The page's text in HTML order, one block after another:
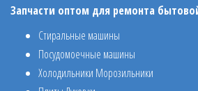
Запчасти оптом для ремонта
Стиральные машины
Посудомоечные машины
Холодильники Морозильники